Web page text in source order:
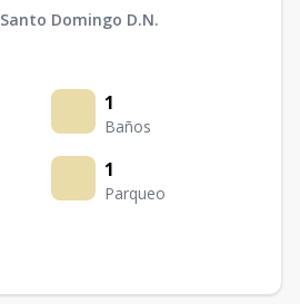
Santo Domingo D.N.
1
Baños
1
Parqueo